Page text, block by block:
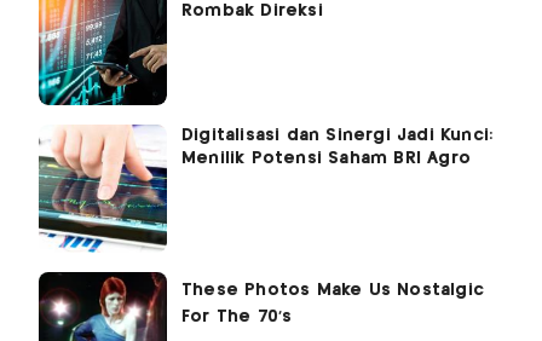
Rombak Direksi
Digitalisasi dan Sinergi Jadi Kunci:
Menilik Potensi Saham BRI Agro